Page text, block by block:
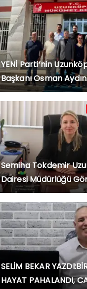
YENİ Parti’nin
Başkanı Osman
Semiha Tokdemir
Dairesi Müdürlüğü
SELİM BEKAR
HAYAT PAHALANDI,